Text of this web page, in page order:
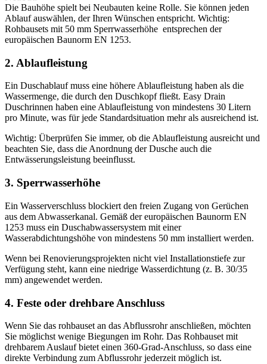
Die Bauhöhe spielt bei Neubauten keine Rolle. Sie können jeden
Ablauf auswählen, der Ihren Wünschen entspricht. Wichtig:
Rohbausets mit 50 mm Sperrwasserhöhe entsprechen der
europäischen Baunorm EN 1253.
2. Ablaufleistung
Ein Duschablauf muss eine höhere Ablaufleistung haben als die
Wassermenge, die durch den Duschkopf fließt. Easy Drain
Duschrinnen haben eine Ablaufleistung von mindestens 30 Litern
pro Minute, was für jede Standardsituation mehr als ausreichend ist.
Wichtig: Überprüfen Sie immer, ob die Ablaufleistung ausreicht und
beachten Sie, dass die Anordnung der Dusche auch die
Entwässerungsleistung beeinflusst.
3. Sperrwasserhöhe
Ein Wasserverschluss blockiert den freien Zugang von Gerüchen
aus dem Abwasserkanal. Gemäß der europäischen Baunorm EN
1253 muss ein Duschabwassersystem mit einer
Wasserabdichtungshöhe von mindestens 50 mm installiert werden.
Wenn bei Renovierungsprojekten nicht viel Installationstiefe zur
Verfügung steht, kann eine niedrige Wasserdichtung (z. B. 30/35
mm) angewendet werden.
4. Feste oder drehbare Anschluss
Wenn Sie das rohbauset an das Abflussrohr anschließen, möchten
Sie möglichst wenige Biegungen im Rohr. Das Rohbauset mit
drehbarem Auslauf bietet einen 360-Grad-Anschluss, so dass eine
direkte Verbindung zum Abflussrohr jederzeit möglich ist.